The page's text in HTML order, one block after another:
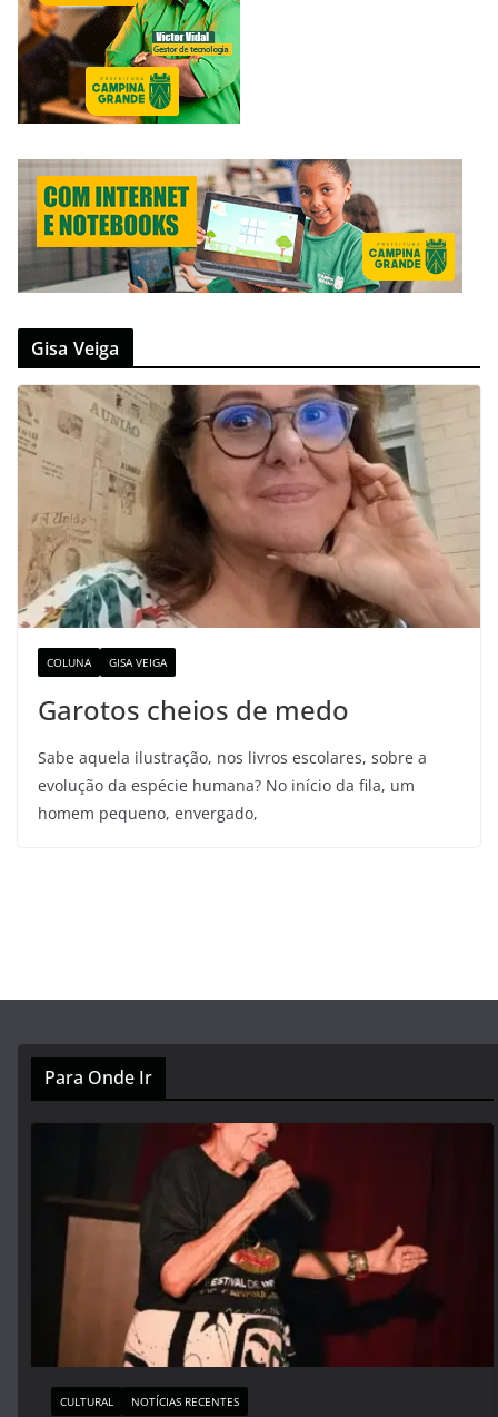
Gisa Veiga
COLUNA GISA VEIGA
Garotos cheios de medo
Sabe aquela ilustração, nos livros escolares, sobre a
evolução da espécie humana? No início da fila, um
homem pequeno, envergado,
Para Onde Ir
CULTURAL NOTÍCIAS RECENTES